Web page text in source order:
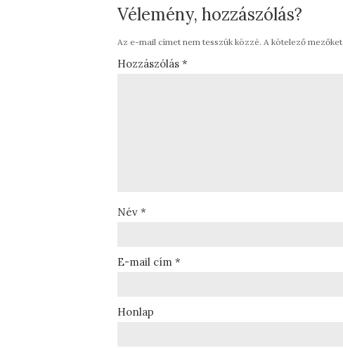
Vélemény, hozzászólás?
Az e-mail címet nem tesszük közzé. A kötelező mezőket
Hozzászólás *
Név *
E-mail cím *
Honlap